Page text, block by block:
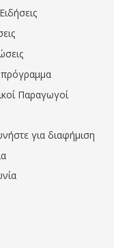
Παραγωγοί
για διαφήμιση